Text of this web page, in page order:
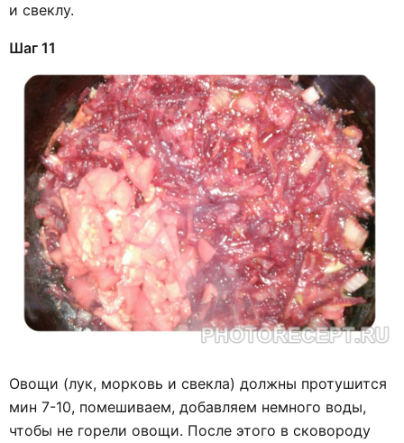
и свеклу.
Шаг 11
Овощи (лук, морковь и свекла) должны протушится
мин 7-10, помешиваем, добавляем немного воды,
чтобы не горели овощи. После этого в сковороду